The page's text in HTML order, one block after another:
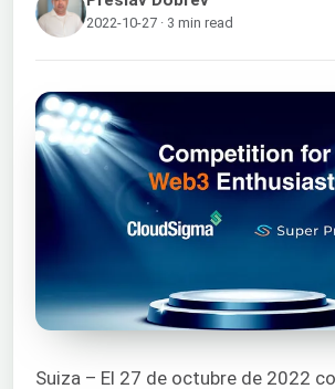
2022-10-27 · 3 min read
Suiza – El 27 de octubre de 2022